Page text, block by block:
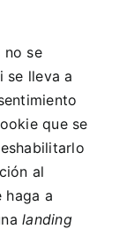
no se
se lleva a
que se
al
haga a
landing